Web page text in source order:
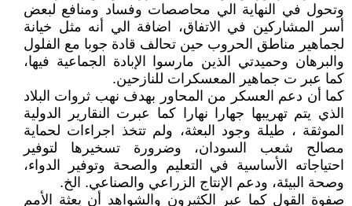
وتحول في النهاية الي محاصصات وفساد ومنافع لبعض
أسر المشاركين في الاتفاق، اضافة الي أنه مثل خيانة
لجماهير مناطق الحروب حين تحالف قادة جوبا مع الفلول
والبرهان وحميدتي الذين مارسوا الإبادة الجماعية فيها،
كما عبر ت جماهير المعسكرات للنازحين.
كما أن دعم العسكر من المحاور بهدف نهب ثروات البلاد
الذي يتم تهريبها جهارا نهارا كما عبرت النقارير الدولية
الموثقة ، طيلة وجود البعثة، ولم تتخذ اجراءات لحماية
مصالح شعب السودان، وضرورة تسخيرها لتوفير
احتياجاته الأساسية في التعليم والصحة وتوفير الدواء،
وصحة البيئة، ودعم الإنتاج الزراعي والصناعي. الخ.
صفوة القول كما عبر الكثيرون والشواهد أن يعثة الأمم